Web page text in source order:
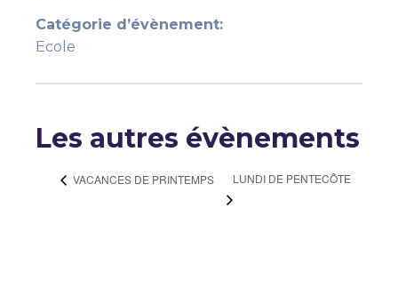
Catégorie d’évènement:
Ecole
Les autres évènements
VACANCES DE PRINTEMPS LUNDI DE PENTECÔTE